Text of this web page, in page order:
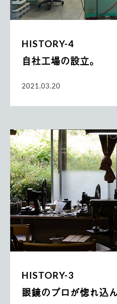
HISTORY-4
自社工場の設立。
2021.03.20
HISTORY-3
眼鏡のプロが惚れ込